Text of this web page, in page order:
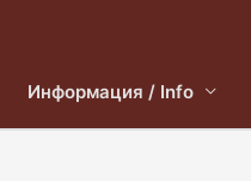
Информация / Info